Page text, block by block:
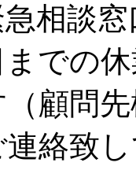
相談
での
（顧問
絡致